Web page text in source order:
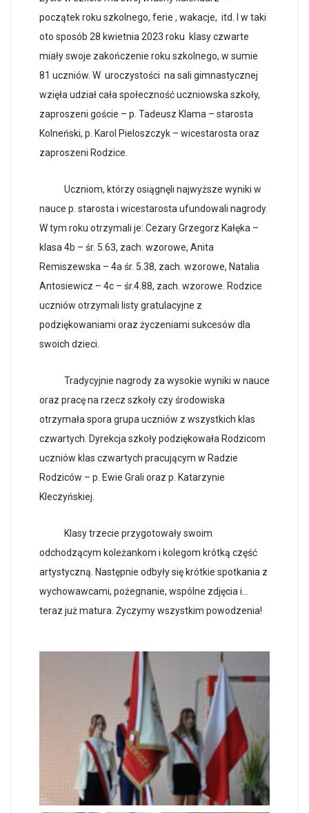
początek roku szkolnego, ferie , wakacje, itd. I w taki
oto sposób 28 kwietnia 2023 roku klasy czwarte
miały swoje zakończenie roku szkolnego, w sumie
81 uczniów. W uroczystości na sali gimnastycznej
wzięła udział cała społeczność uczniowska szkoły,
zaproszeni goście – p. Tadeusz Klama – starosta
Kolneński, p. Karol Pieloszczyk – wicestarosta oraz
zaproszeni Rodzice.
Uczniom, którzy osiągnęli najwyższe wyniki w
nauce p. starosta i wicestarosta ufundowali nagrody.
W tym roku otrzymali je: Cezary Grzegorz Kałęka –
klasa 4b – śr. 5.63, zach. wzorowe, Anita
Remiszewska – 4a śr. 5.38, zach. wzorowe, Natalia
Antosiewicz – 4c – śr.4.88, zach. wzorowe. Rodzice
uczniów otrzymali listy gratulacyjne z
podziękowaniami oraz życzeniami sukcesów dla
swoich dzieci.
Tradycyjnie nagrody za wysokie wyniki w nauce
oraz pracę na rzecz szkoły czy środowiska
otrzymała spora grupa uczniów z wszystkich klas
czwartych. Dyrekcja szkoły podziękowała Rodzicom
uczniów klas czwartych pracującym w Radzie
Rodziców – p. Ewie Grali oraz p. Katarzynie
Kleczyńskiej.
Klasy trzecie przygotowały swoim
odchodzącym koleżankom i kolegom krótką część
artystyczną. Następnie odbyły się krótkie spotkania z
wychowawcami, pożegnanie, wspólne zdjęcia i…
teraz już matura. Życzymy wszystkim powodzenia!